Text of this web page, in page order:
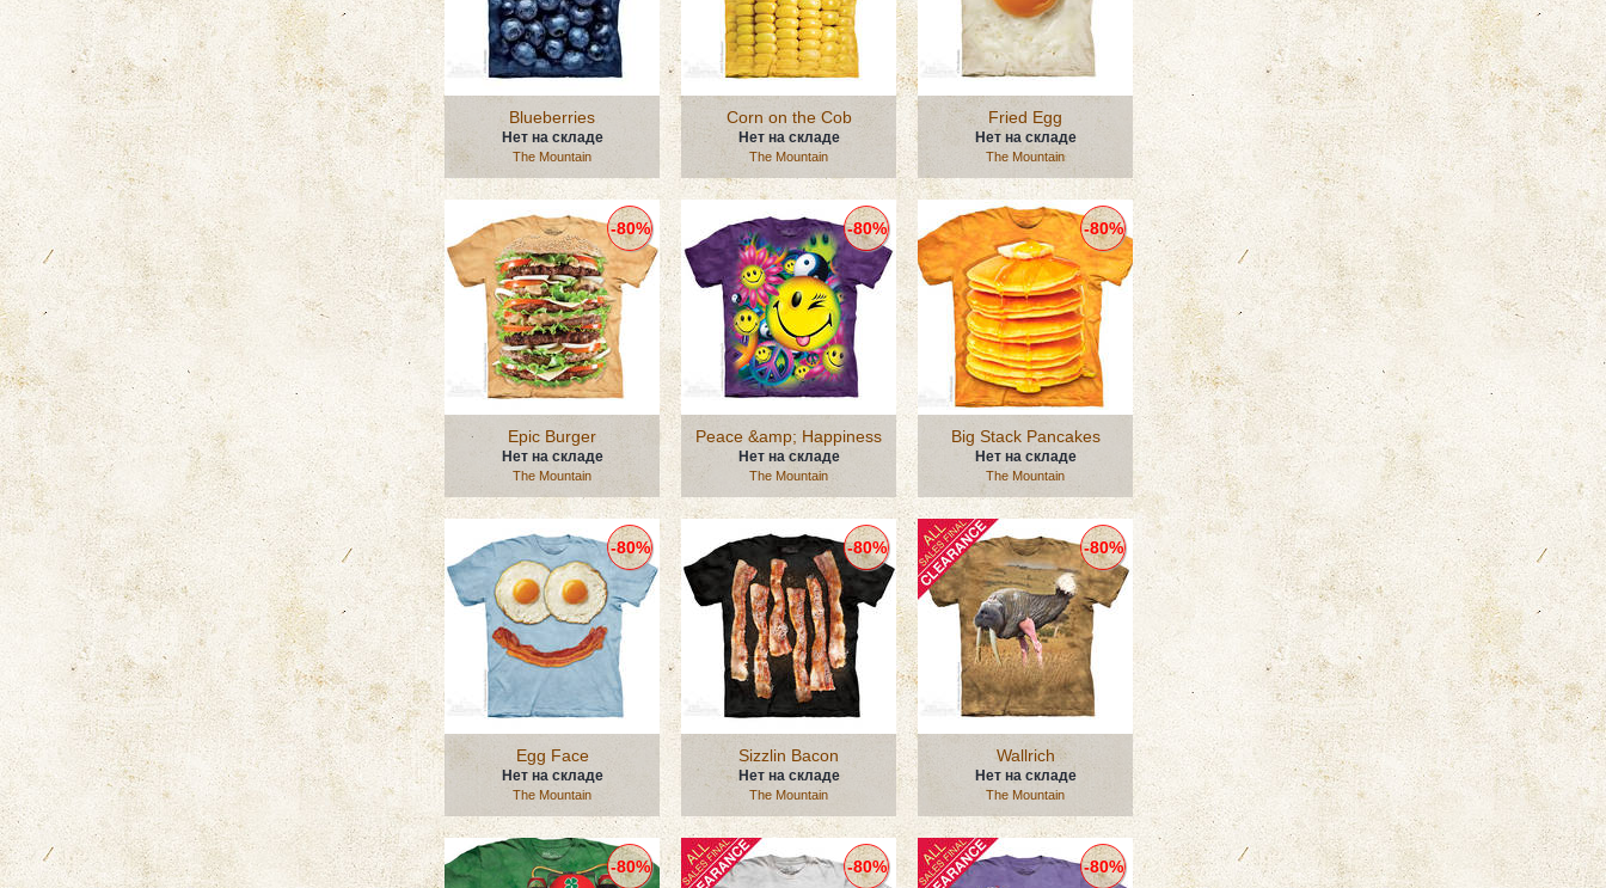
Blueberries
Нет на складе
The Mountain
Corn on the Cob
Нет на складе
The Mountain
Fried Egg
Нет на складе
The Mountain
Epic Burger
Нет на складе
The Mountain
-80%
Peace &amp; Happiness
Нет на складе
The Mountain
-80%
Big Stack Pancakes
Нет на складе
The Mountain
-80%
Egg Face
Нет на складе
The Mountain
-80%
Sizzlin Bacon
Нет на складе
The Mountain
-80%
Wallrich
Нет на складе
The Mountain
-80%
-80% -80% -80%